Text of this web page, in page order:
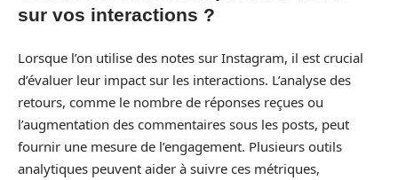
sur vos interactions ?
Lorsque l’on utilise des notes sur Instagram, il est crucial
d’évaluer leur impact sur les interactions. L’analyse des
retours, comme le nombre de réponses reçues ou
l’augmentation des commentaires sous les posts, peut
fournir une mesure de l’engagement. Plusieurs outils
analytiques peuvent aider à suivre ces métriques,